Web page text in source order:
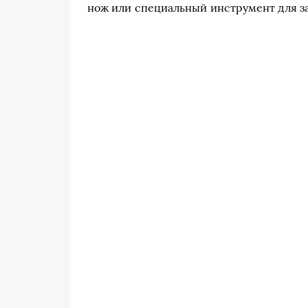
нож или специальный инструмент для